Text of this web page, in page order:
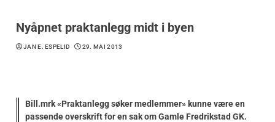
Nyåpnet praktanlegg midt i byen
JAN E. ESPELID 29. MAI 2013
Bill.mrk «Praktanlegg søker medlemmer» kunne være en
passende overskrift for en sak om Gamle Fredrikstad GK.